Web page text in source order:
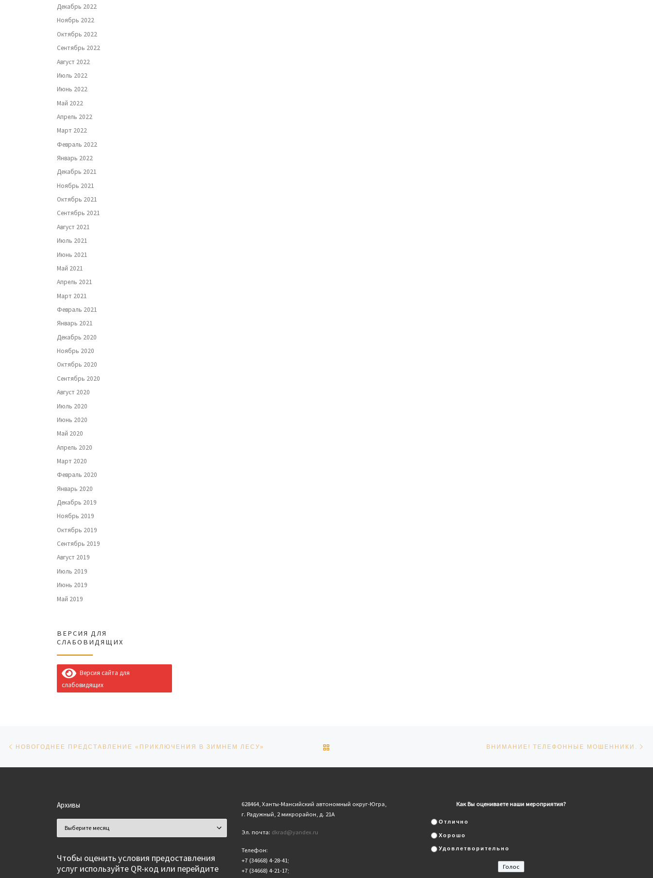
Декабрь 2022
Ноябрь 2022
Октябрь 2022
Сентябрь 2022
Август 2022
Июль 2022
Июнь 2022
Май 2022
Апрель 2022
Март 2022
Февраль 2022
Январь 2022
Декабрь 2021
Ноябрь 2021
Октябрь 2021
Сентябрь 2021
Август 2021
Июль 2021
Июнь 2021
Май 2021
Апрель 2021
Март 2021
Февраль 2021
Январь 2021
Декабрь 2020
Ноябрь 2020
Октябрь 2020
Сентябрь 2020
Август 2020
Июль 2020
Июнь 2020
Май 2020
Апрель 2020
Март 2020
Февраль 2020
Январь 2020
Декабрь 2019
Ноябрь 2019
Октябрь 2019
Сентябрь 2019
Август 2019
Июль 2019
Июнь 2019
Май 2019
ВЕРСИЯ ДЛЯ
СЛАБОВИДЯЩИХ
Версия сайта для
слабовидящих
Навигация по записям
НОВОГОДНЕЕ ПРЕДСТАВЛЕНИЕ «ПРИКЛЮЧЕНИЯ В ЗИМНЕМ ЛЕСУ» ВНИМАНИЕ! ТЕЛЕФОННЫЕ МОШЕННИКИ.
Архивы
Чтобы оценить условия предоставления
услуг используйте QR-код или перейдите
628464, Ханты-Мансийский автономный округ-Югра,
г. Радужный, 2 микрорайон, д. 21А
Эл. почта: dkrad@yandex.ru
Телефон:
+7 (34668) 4-28-41;
+7 (34668) 4-21-17;
Как Вы оцениваете наши мероприятия?
Отлично
Хорошо
Удовлетворительно